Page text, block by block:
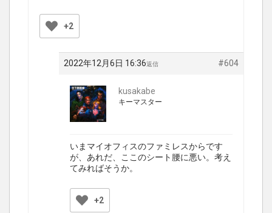
+2
2022年12月6日 16:36 #604
返信
kusakabe
キーマスター
いまマイオフィスのファミレスからです
が、あれだ、ここのシート腰に悪い。考え
てみればそうか。
+2